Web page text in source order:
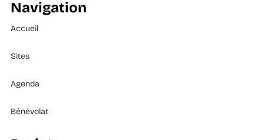
Navigation
Accueil
Sites
Agenda
Bénévolat